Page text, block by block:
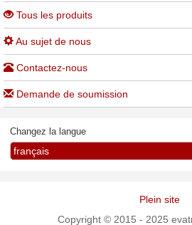
Tous les produits
Au sujet de nous
Contactez-nous
Demande de soumission
Changez la langue
Plein site
Copyright © 2015 - 2025